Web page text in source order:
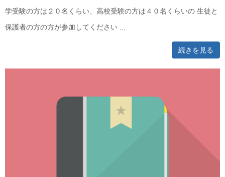
学受験の方は２０名くらい、高校受験の方は４０名くらいの 生徒と
保護者の方の方が参加してください ...
続きを見る